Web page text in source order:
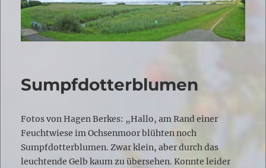
Sumpfdotterblumen
Fotos von Hagen Berkes: „Hallo, am Rand einer
Feuchtwiese im Ochsenmoor blühten noch
Sumpfdotterblumen. Zwar klein, aber durch das
leuchtende Gelb kaum zu übersehen. Konnte leider